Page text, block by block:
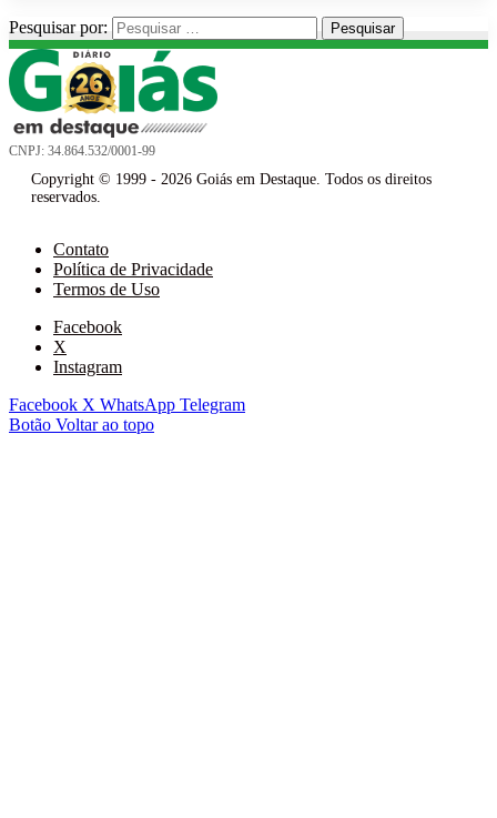
Pesquisar por:
CNPJ: 34.864.532/0001-99
Copyright © 1999 - 2026 Goiás em Destaque. Todos os direitos
reservados.
Contato
Política de Privacidade
Termos de Uso
Facebook
X
Instagram
Facebook X WhatsApp Telegram
Botão Voltar ao topo